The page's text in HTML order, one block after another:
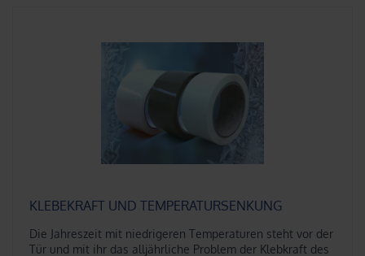
KLEBEKRAFT UND TEMPERATURSENKUNG
Die Jahreszeit mit niedrigeren Temperaturen steht vor der
Tür und mit ihr das alljährliche Problem der Klebkraft des